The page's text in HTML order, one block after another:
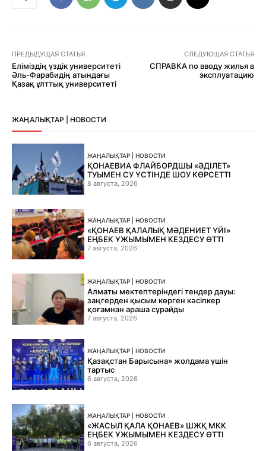
ПРЕДЫДУЩАЯ СТАТЬЯ
Еліміздің үздік университеті
Әль-Фарабидің атындағы
Қазақ ұлттық университеті
СЛЕДУЮЩАЯ СТАТЬЯ
СПРАВКА по вводу жилья в
эксплуатацию
ЖАҢАЛЫҚТАР | НОВОСТИ
ЖАҢАЛЫҚТАР | НОВОСТИ
ҚОНАЕВИА ФЛАЙБОРДШЫ «ӘДІЛЕТ»
ТУЫМЕН СУ ҮСТІНДЕ ШОУ КӨРСЕТТІ
8 августа, 2026
ЖАҢАЛЫҚТАР | НОВОСТИ
«ҚОНАЕВ ҚАЛАЛЫҚ МӘДЕНИЕТ ҮЙІ»
ЕҢБЕК ҰЖЫМЫМЕН КЕЗДЕСУ ӨТТІ
7 августа, 2026
ЖАҢАЛЫҚТАР | НОВОСТИ
Алматы мектептеріндегі тендер дауы:
заңгерден қысым көрген кәсіпкер
қоғамнан араша сұрайды
7 августа, 2026
ЖАҢАЛЫҚТАР | НОВОСТИ
Қазақстан Барысына» жолдама үшін
тартыс
6 августа, 2026
ЖАҢАЛЫҚТАР | НОВОСТИ
«ЖАСЫЛ ҚАЛА ҚОНАЕВ» ШЖҚ МКК
ЕҢБЕК ҰЖЫМЫМЕН КЕЗДЕСУ ӨТТІ
6 августа, 2026